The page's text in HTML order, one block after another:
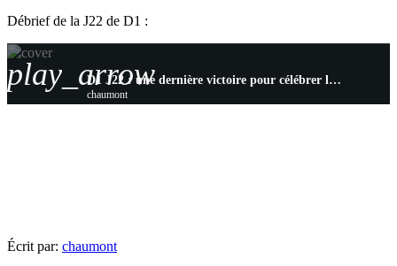
Débrief de la J22 de D1 :
play_arrow D1 J22 : une dernière victoire pour célébrer le titre à Bologne, Montier confirme son gros finish
chaumont
Écrit par: chaumont